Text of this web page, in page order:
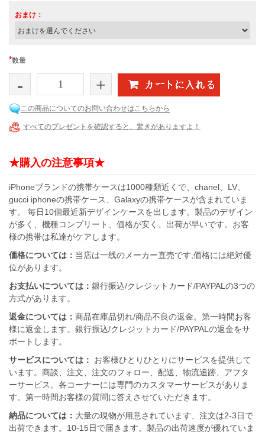
おまけ：
*数量
- +
この商品についてのお問い合わせはこちらから
すべてのプレゼントを確認すると、驚きがありますよ！
★購入の注意事項★
iPhoneブランドの携帯ケースは1000種類近くで、chanel、LV、
gucci iphoneの携帯ケース、Galaxyの携帯ケースが含まれていま
す。 毎日10個最近新デザインケースを出します。製品のデザイン
が多く、機種コンプリート、価格が安く、出荷が早いです。お客
様の携帯は私達がケアします。
価格については： 当店は一线のメーカー直売です,価格には絶対優
位があります。
お支払いについては： 銀行振込/クレジットカード/PAYPALの3つの
方式があります。
返金については： 商品在庫品切れ/商品不良の返金。第一時間お客
様に返金します。銀行振込/クレジットカード/PAYPALの返金をサ
ポートします。
サービスについては：
お客様ひとりひとりにサービスを提供して
います。商談、注文、注文のフォロー、配送、物流追跡、アフタ
ーサービス。各コーナーには専門のカスタマーサービスがありま
す。第一時間お客様の質問に答えさせていただきます。
納品については： 大量の現物が用意されています、注文は2-3日で
出荷できます。10-15日で届きます。製品の出荷速度が優れていま